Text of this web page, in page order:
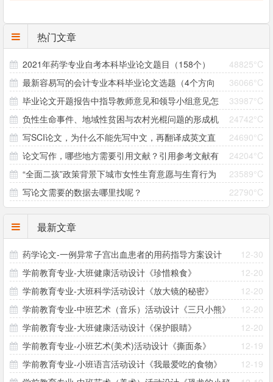
热门文章
48825°C
2021年药学专业自考本科毕业论文题目（158个）
36066°C
最新容易写的会计专业本科毕业论文选题（4个方向
33个题目）
33987°C
毕业论文开题报告中指导教师意见和领导小组意见怎
么写？
24742°C
负性生命事件、地域性贫困与农村光棍问题的形成机
制研究 ——以大别山村为个案
24690°C
写SCI论文，为什么不能先写中文，再翻译成英文直
接投稿？
24204°C
论文写作，哪些地方需要引用文献？引用参考文献有
哪些注意事项？
23589°C
“全面二孩”政策背景下城市女性生育意愿与生育行为
差异研究
22790°C
写论文需要的数据去哪里找呢？
最新文章
12-30
药学论文-一例异常子宫出血患者的用药指导方案设计
12-20
学前教育专业-大班健康活动设计《珍惜粮食》
12-20
学前教育专业-大班科学活动设计《放大镜的秘密》
12-20
学前教育专业-中班艺术（音乐）活动设计《三只小熊》
12-20
学前教育专业-大班健康活动设计《保护眼睛》
12-19
学前教育专业-小班艺术(美术)活动设计《撕面条》
12-19
学前教育专业-小班语言活动设计《我最爱吃的食物》